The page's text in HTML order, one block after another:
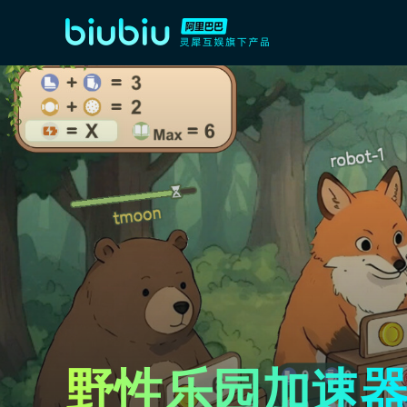
野性乐园加速